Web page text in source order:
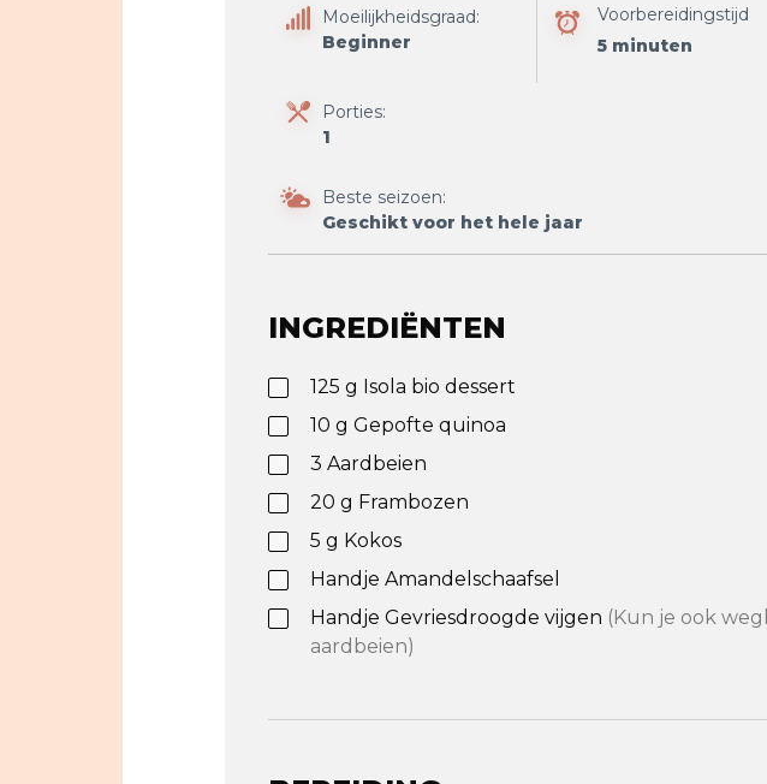
Moeilijkheidsgraad:
Beginner
Voorbereidingstijd
5 minuten
Porties:
1
Beste seizoen:
Geschikt voor het hele jaar
INGREDIËNTEN
125 g Isola bio dessert
10 g Gepofte quinoa
3 Aardbeien
20 g Frambozen
5 g Kokos
Handje Amandelschaafsel
Handje Gevriesdroogde vijgen (Kun je ook
aardbeien)